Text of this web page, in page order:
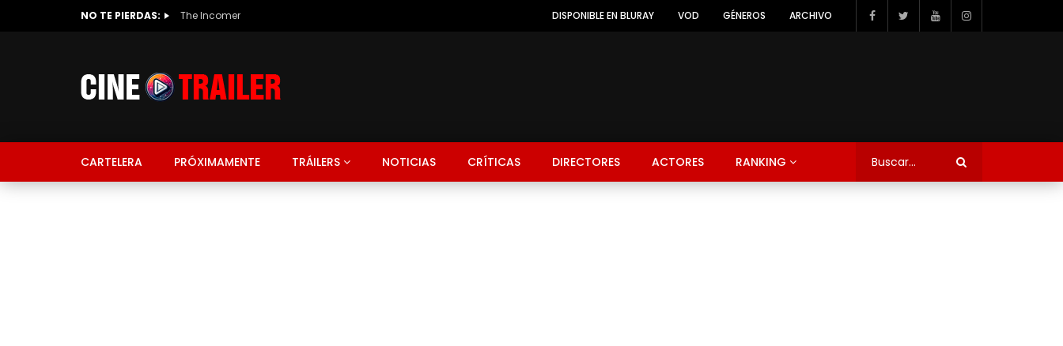
NO TE PIERDAS: The Incomer DISPONIBLE EN BLURAY VOD GÉNEROS ARCHIVO
CARTELERA PRÓXIMAMENTE TRÁILERS NOTICIAS CRÍTICAS DIRECTORES ACTORES RANKING